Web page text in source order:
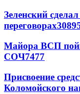
Зеленский
переговорах
Майора ВСП
СОЧ7477
Присвоение
Коломойского